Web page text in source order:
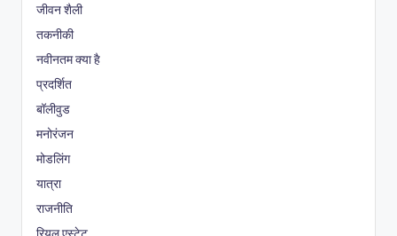
जीवन शैली
तकनीकी
नवीनतम क्या है
प्रदर्शित
बॉलीवुड
मनोरंजन
मोडलिंग
यात्रा
राजनीति